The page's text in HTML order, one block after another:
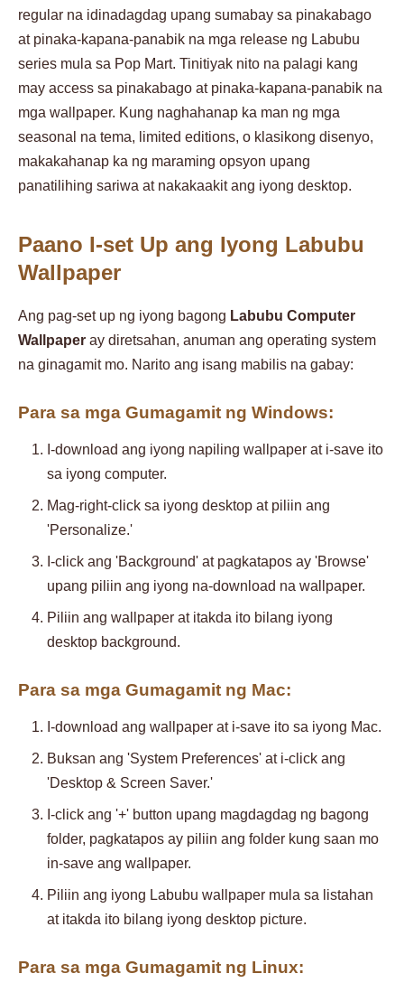
regular na idinadagdag upang sumabay sa pinakabago
at pinaka-kapana-panabik na mga release ng Labubu
series mula sa Pop Mart. Tinitiyak nito na palagi kang
may access sa pinakabago at pinaka-kapana-panabik na
mga wallpaper. Kung naghahanap ka man ng mga
seasonal na tema, limited editions, o klasikong disenyo,
makakahanap ka ng maraming opsyon upang
panatilihing sariwa at nakakaakit ang iyong desktop.
Paano I-set Up ang Iyong Labubu
Wallpaper
Ang pag-set up ng iyong bagong Labubu Computer
Wallpaper ay diretsahan, anuman ang operating system
na ginagamit mo. Narito ang isang mabilis na gabay:
Para sa mga Gumagamit ng Windows:
I-download ang iyong napiling wallpaper at i-save ito
sa iyong computer.
Mag-right-click sa iyong desktop at piliin ang
'Personalize.'
I-click ang 'Background' at pagkatapos ay 'Browse'
upang piliin ang iyong na-download na wallpaper.
Piliin ang wallpaper at itakda ito bilang iyong
desktop background.
Para sa mga Gumagamit ng Mac:
I-download ang wallpaper at i-save ito sa iyong Mac.
Buksan ang 'System Preferences' at i-click ang
'Desktop & Screen Saver.'
I-click ang '+' button upang magdagdag ng bagong
folder, pagkatapos ay piliin ang folder kung saan mo
in-save ang wallpaper.
Piliin ang iyong Labubu wallpaper mula sa listahan
at itakda ito bilang iyong desktop picture.
Para sa mga Gumagamit ng Linux: